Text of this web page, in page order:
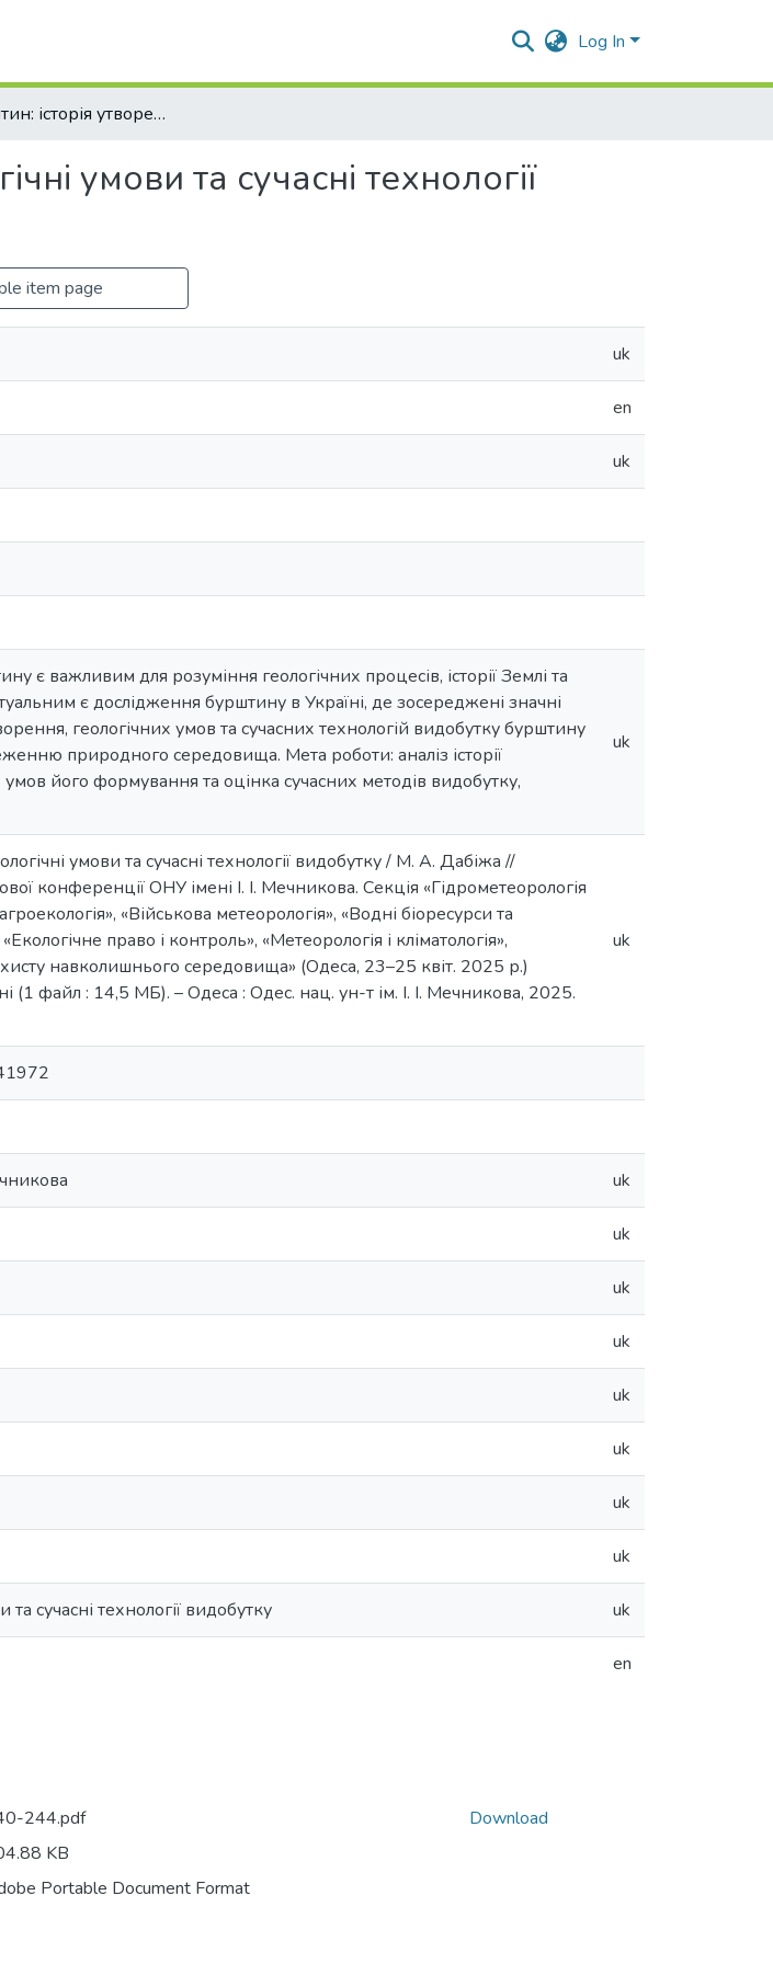
Log In
Бурштин: історія утворення, геологічні умови та сучасні технології видобутку
умови та сучасні технології
item page
uk
en
uk
є важливим для розуміння геологічних процесів, історії Землі та
є дослідження бурштину в Україні, де зосереджені значні
геологічних умов та сучасних технологій видобутку бурштину
природного середовища. Мета роботи: аналіз історії
його формування та оцінка сучасних методів видобутку,
uk
умови та сучасні технології видобутку / М. А. Дабіжа //
конференції ОНУ імені І. І. Мечникова. Секція «Гідрометеорологія
«Військова метеорологія», «Водні біоресурси та
право і контроль», «Метеорологія і кліматологія»,
навколишнього середовища» (Одеса, 23–25 квіт. 2025 р.)
(1 файл : 14,5 МБ). – Одеса : Одес. нац. ун-т ім. І. І. Мечникова, 2025.
uk
uk
uk
uk
uk
uk
uk
uk
uk
сучасні технології видобутку uk
en
244.pdf
KB
Portable Document Format
Download